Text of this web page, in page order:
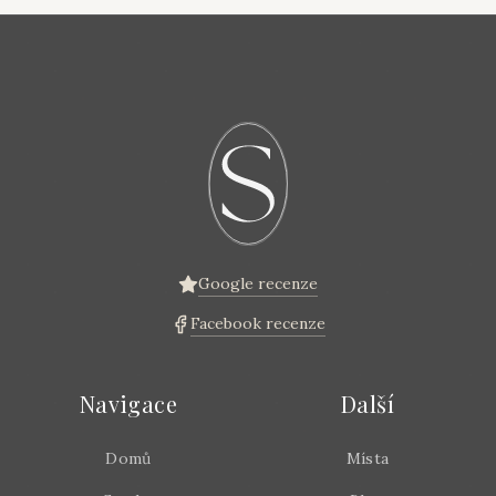
Google recenze
Facebook recenze
Navigace
Domů
Další
Místa